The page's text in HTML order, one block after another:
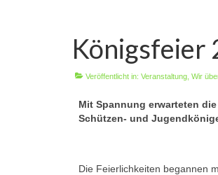
Königsfeier
Veröffentlicht in: Veranstaltung Wir
Mit Spannung erwarteten
Schützen- und
Die Feierlichkeiten begannen